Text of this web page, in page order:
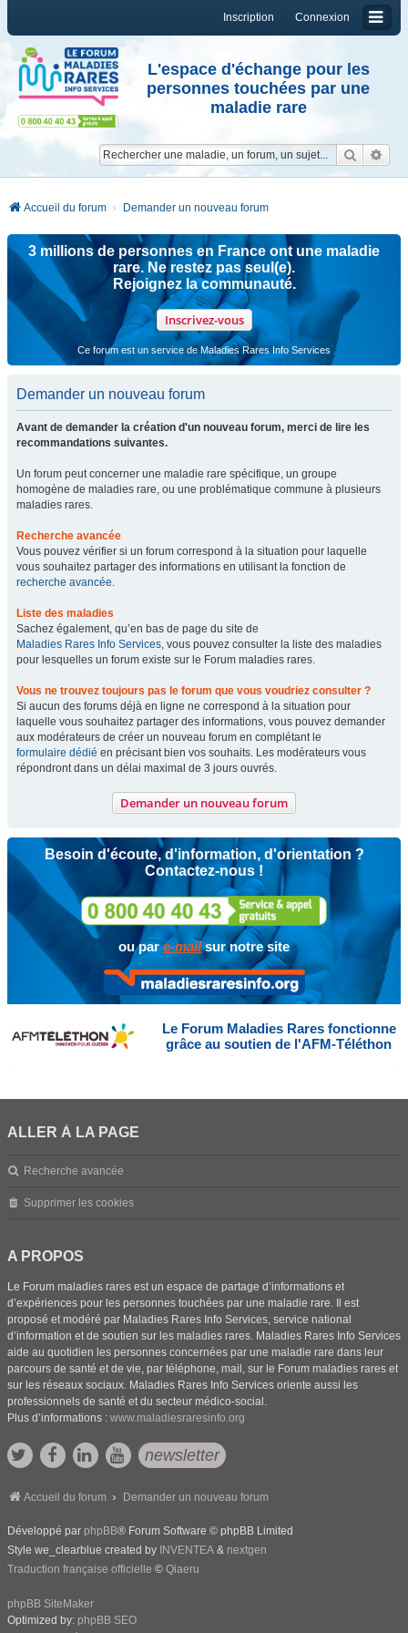
Connexion
Inscription
L'espace d'échange pour les
personnes touchées par une
maladie rare
Accueil du forum Demander un nouveau forum
3 millions de personnes en France ont une maladie
rare. Ne restez pas seul(e).
Rejoignez la communauté.
Inscrivez-vous
Ce forum est un service de Maladies Rares Info Services
Demander un nouveau forum
Avant de demander la création d'un nouveau forum, merci de lire les
recommandations suivantes.
Un forum peut concerner une maladie rare spécifique, un groupe
homogène de maladies rare, ou une problématique commune à plusieurs
maladies rares.
Recherche avancée
Vous pouvez vérifier si un forum correspond à la situation pour laquelle
vous souhaitez partager des informations en utilisant la fonction de
recherche avancée.
Liste des maladies
Sachez également, qu’en bas de page du site de
Maladies Rares Info Services, vous pouvez consulter la liste des maladies
pour lesquelles un forum existe sur le Forum maladies rares.
Vous ne trouvez toujours pas le forum que vous voudriez consulter ?
Si aucun des forums déjà en ligne ne correspond à la situation pour
laquelle vous souhaitez partager des informations, vous pouvez demander
aux modérateurs de créer un nouveau forum en complétant le
formulaire dédié en précisant bien vos souhaits. Les modérateurs vous
répondront dans un délai maximal de 3 jours ouvrés.
Demander un nouveau forum
Besoin d'écoute, d'information, d'orientation ?
Contactez-nous !
ou pare-mailsur notre site
Le Forum Maladies Rares fonctionne
grâce au soutien de l'AFM-Téléthon
ALLER À LA PAGE
Recherche avancée
Supprimer les cookies
A PROPOS
Le Forum maladies rares est un espace de partage d’informations et
d’expériences pour les personnes touchées par une maladie rare. Il est
proposé et modéré par Maladies Rares Info Services, service national
d’information et de soutien sur les maladies rares. Maladies Rares Info Services
aide au quotidien les personnes concernées par une maladie rare dans leur
parcours de santé et de vie, par téléphone, mail, sur le Forum maladies rares et
sur les réseaux sociaux. Maladies Rares Info Services oriente aussi les
professionnels de santé et du secteur médico-social.
Plus d’informations : www.maladiesraresinfo.org
newsletter
Accueil du forum Demander un nouveau forum
Développé par phpBB® Forum Software © phpBB Limited
Style we_clearblue created by INVENTEA & nextgen
Traduction française officielle © Qiaeru
phpBB SiteMaker
Optimized by: phpBB SEO